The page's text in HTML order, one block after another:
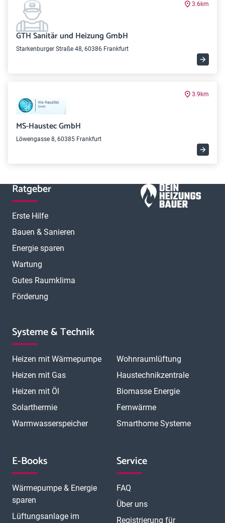
3.6km
GTH Sanitär und Heizung GmbH
Starkenburger Straße 48, 60386 Frankfurt
3.9km
MS-Haustec GmbH
Löwengasse 8, 60385 Frankfurt
Ratgeber
Erste Hilfe
Bauen & Sanieren
Energie sparen
Wartung
Gutes Raumklima
Förderung
Systeme & Technik
Heizen mit Wärmepumpe
Heizen mit Gas
Heizen mit Öl
Solarthermie
Warmwasserspeicher
Wohnraumlüftung
Haustechnikzentrale
Biomasse Energie
Fernwärme
Smarthome Systeme
E-Books
Wärmepumpe & Energie
sparen
Lüftungsanlage im
Service
FAQ
Über uns
Registrierung für